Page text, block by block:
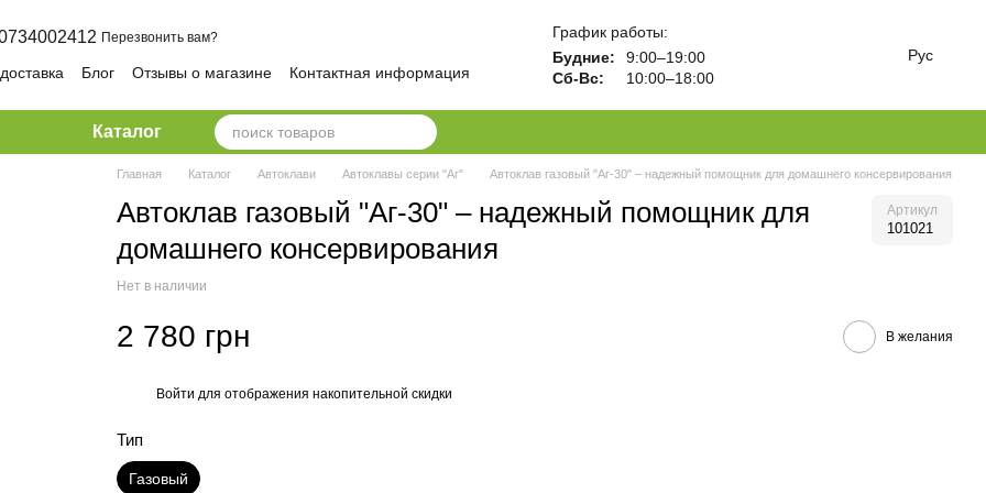
Перезвонить вам?
Блог Отзывы о магазине
Контактная информация
График работы:
Будние:
9:00–19:00
Сб-Вс:
10:00–18:00
Рус
Каталог
Главная Каталог Автоклави Автоклавы серии "Аг" Автоклав газовый "Аг-30" – надежный помощник для домашнего консервирования
Автоклав газовый "Аг-30" – надежный помощник для
домашнего консервирования
Артикул
101021
Нет в наличии
2 780 грн В желания
Войти для отображения накопительной скидки
Тип
Газовый